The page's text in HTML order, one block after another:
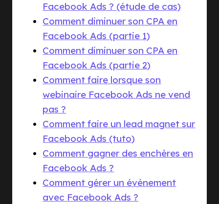
Facebook Ads ? (étude de cas)
Comment diminuer son CPA en
Facebook Ads (partie 1)
Comment diminuer son CPA en
Facebook Ads (partie 2)
Comment faire lorsque son
webinaire Facebook Ads ne vend
pas ?
Comment faire un lead magnet sur
Facebook Ads (tuto)
Comment gagner des enchères en
Facebook Ads ?
Comment gérer un événement
avec Facebook Ads ?